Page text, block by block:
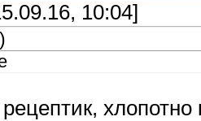
10:04]
)
рецептик,